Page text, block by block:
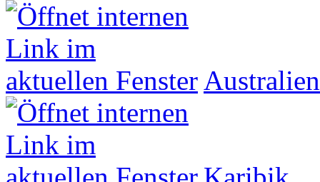
Australien